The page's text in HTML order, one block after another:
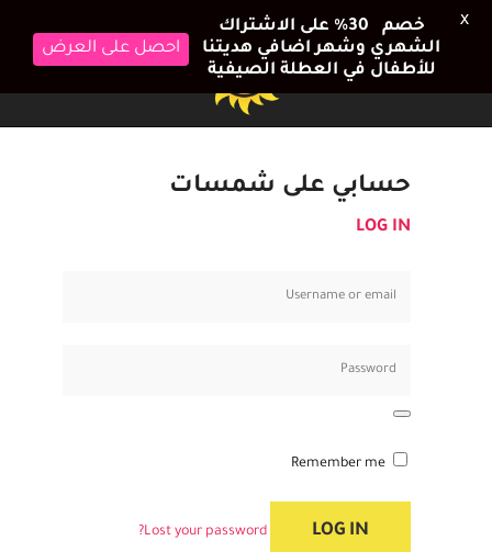
حسابي على شمسات
LOG IN
Lost your password?
خصم 30٪ على الاشتراك
الشهري وشهر اضافي هديتنا
للأطفال في العطلة الصيفية
احصل على العرض
X